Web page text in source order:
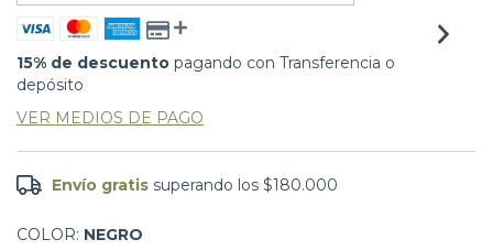
15% de descuento pagando con Transferencia o
depósito
VER MEDIOS DE PAGO
Envío gratis superando los$180.000
COLOR: NEGRO